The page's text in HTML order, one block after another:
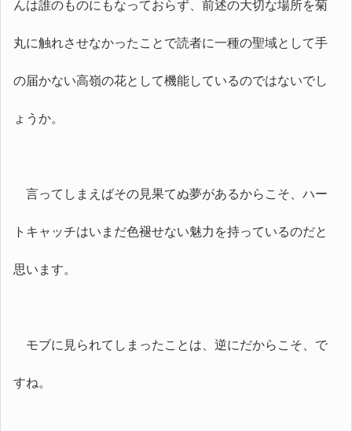
んは誰のものにもなっておらず、前述の大切な場所を菊
丸に触れさせなかったことで読者に一種の聖域として手
の届かない高嶺の花として機能しているのではないでし
ょうか。
言ってしまえばその見果てぬ夢があるからこそ、ハー
トキャッチはいまだ色褪せない魅力を持っているのだと
思います。
モブに見られてしまったことは、逆にだからこそ、で
すね。